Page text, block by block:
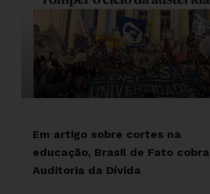
Em artigo sobre cortes na
educação, Brasil de Fato cobra
Auditoria da Dívida